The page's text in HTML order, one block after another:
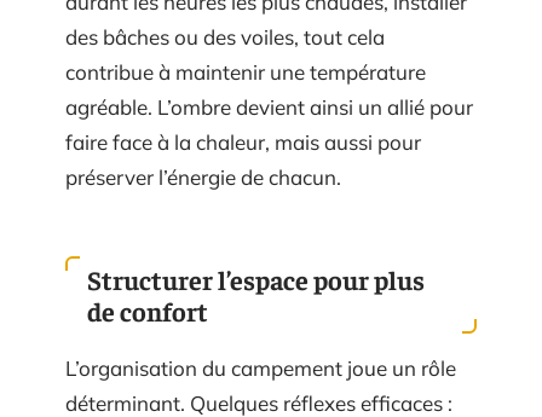
des bâches ou des voiles, tout cela
contribue à maintenir une température
agréable. L’ombre devient ainsi un allié pour
faire face à la chaleur, mais aussi pour
préserver l’énergie de chacun.
Structurer l’espace pour plus
de confort
L’organisation du campement joue un rôle
déterminant. Quelques réflexes efficaces :